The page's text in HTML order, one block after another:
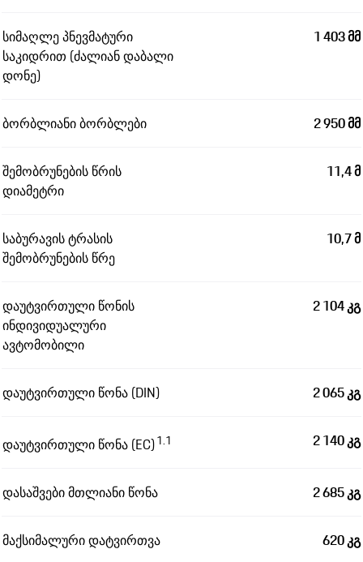
სიმაღლე პნევმატური
საკიდრით (ძალიან დაბალი
დონე)
1 403 მმ
ბორბლიანი ბორბლები 2 950 მმ
შემობრუნების წრის
დიამეტრი
11,4 მ
საბურავის ტრასის
შემობრუნების წრე
10,7 მ
დაუტვირთული წონის
ინდივიდუალური
ავტომობილი
2 104 კგ
დაუტვირთული წონა (DIN) 2 065 კგ
დაუტვირთული წონა (EC)1.1 2 140 კგ
დასაშვები მთლიანი წონა 2 685 კგ
მაქსიმალური დატვირთვა 620 კგ